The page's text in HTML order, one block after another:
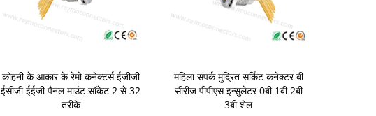
कोहनी के आकार के रेमो कनेक्टर्स ईजीजी
ईसीजी ईईजी पैनल माउंट सॉकेट 2 से 32
तरीके
महिला संपर्क मुद्रित सर्किट कनेक्टर बी
सीरीज पीपीएस इन्सुलेटर 0बी 1बी 2बी
3बी शेल